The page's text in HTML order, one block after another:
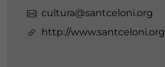
cultura@santceloni.org
http://www.santceloni.org